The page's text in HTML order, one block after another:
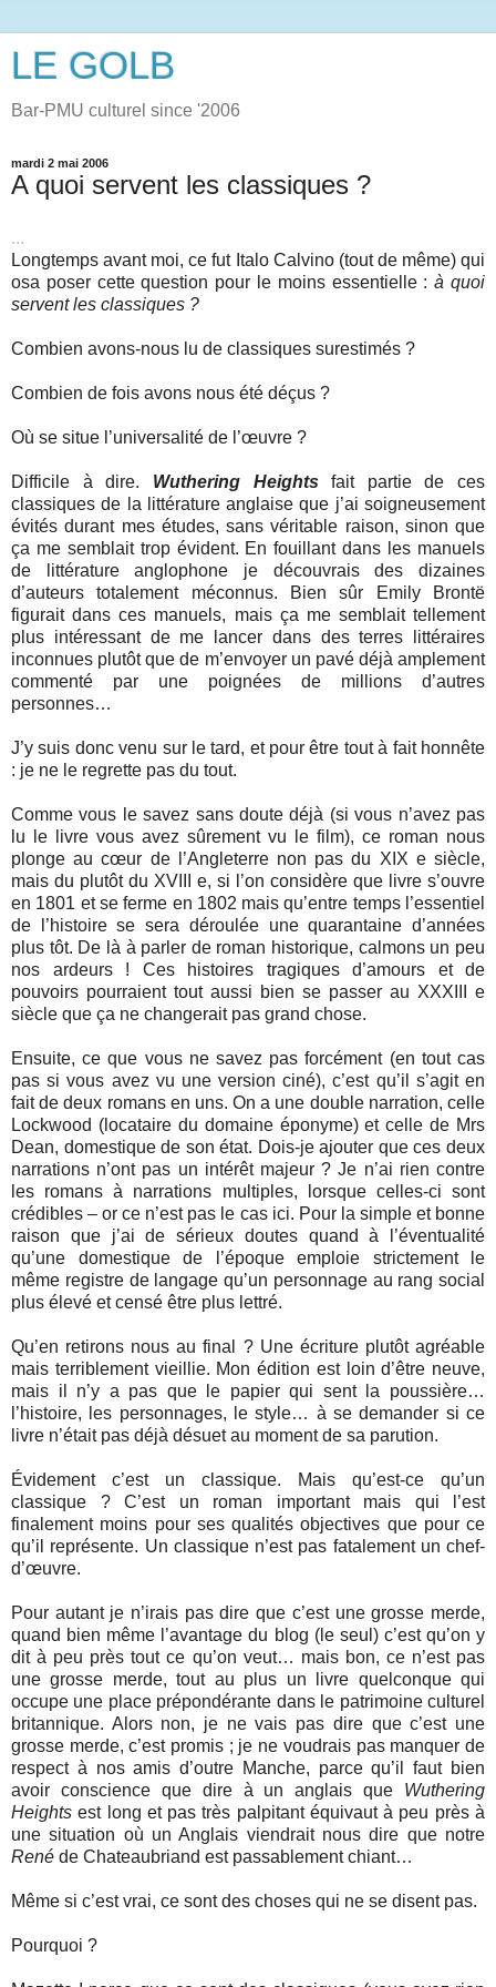
LE GOLB
Bar-PMU culturel since '2006
mardi 2 mai 2006
A quoi servent les classiques ?
...
Longtemps avant moi, ce fut Italo Calvino (tout de même) qui
osa poser cette question pour le moins essentielle :à quoi
servent les classiques ?
Combien avons-nous lu de classiques surestimés ?
Combien de fois avons nous été déçus ?
Où se situe l’universalité de l’œuvre ?
Difficile à dire. Wuthering Heightsfait partie de ces
classiques de la littérature anglaise que j’ai soigneusement
évités durant mes études, sans véritable raison, sinon que
ça me semblait trop évident. En fouillant dans les manuels
de littérature anglophone je découvrais des dizaines
d’auteurs totalement méconnus. Bien sûr Emily Brontë
figurait dans ces manuels, mais ça me semblait tellement
plus intéressant de me lancer dans des terres littéraires
inconnues plutôt que de m’envoyer un pavé déjà amplement
commenté par une poignées de millions d’autres
personnes…
J’y suis donc venu sur le tard, et pour être tout à fait honnête
: je ne le regrette pas du tout.
Comme vous le savez sans doute déjà (si vous n’avez pas
lu le livre vous avez sûrement vu le film), ce roman nous
plonge au cœur de l’Angleterre non pas du XIX e siècle,
mais du plutôt du XVIII e, si l’on considère que livre s’ouvre
en 1801 et se ferme en 1802 mais qu’entre temps l’essentiel
de l’histoire se sera déroulée une quarantaine d’années
plus tôt. De là à parler de roman historique, calmons un peu
nos ardeurs ! Ces histoires tragiques d’amours et de
pouvoirs pourraient tout aussi bien se passer au XXXIII e
siècle que ça ne changerait pas grand chose.
Ensuite, ce que vous ne savez pas forcément (en tout cas
pas si vous avez vu une version ciné), c’est qu’il s’agit en
fait de deux romans en uns. On a une double narration, celle
Lockwood (locataire du domaine éponyme) et celle de Mrs
Dean, domestique de son état. Dois-je ajouter que ces deux
narrations n’ont pas un intérêt majeur ? Je n’ai rien contre
les romans à narrations multiples, lorsque celles-ci sont
crédibles – or ce n’est pas le cas ici. Pour la simple et bonne
raison que j’ai de sérieux doutes quand à l’éventualité
qu’une domestique de l’époque emploie strictement le
même registre de langage qu’un personnage au rang social
plus élevé et censé être plus lettré.
Qu’en retirons nous au final ? Une écriture plutôt agréable
mais terriblement vieillie. Mon édition est loin d’être neuve,
mais il n’y a pas que le papier qui sent la poussière…
l’histoire, les personnages, le style… à se demander si ce
livre n’était pas déjà désuet au moment de sa parution.
Évidement c’est un classique. Mais qu’est-ce qu’un
classique ? C’est un roman important mais qui l’est
finalement moins pour ses qualités objectives que pour ce
qu’il représente. Un classique n’est pas fatalement un chef-
d’œuvre.
Pour autant je n’irais pas dire que c’est une grosse merde,
quand bien même l’avantage du blog (le seul) c’est qu’on y
dit à peu près tout ce qu’on veut… mais bon, ce n’est pas
une grosse merde, tout au plus un livre quelconque qui
occupe une place prépondérante dans le patrimoine culturel
britannique. Alors non, je ne vais pas dire que c’est une
grosse merde, c’est promis ; je ne voudrais pas manquer de
respect à nos amis d’outre Manche, parce qu’il faut bien
avoir conscience que dire à un anglais que Wuthering
Heights est long et pas très palpitant équivaut à peu près à
une situation où un Anglais viendrait nous dire que notre
René de Chateaubriand est passablement chiant…
Même si c’est vrai, ce sont des choses qui ne se disent pas.
Pourquoi ?